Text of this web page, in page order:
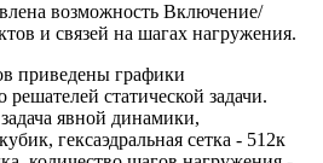
возможность Включение/
и связей на шагах нагружения.
приведены графики
статической задачи.
явной динамики,
гексаэдральная сетка - 512к